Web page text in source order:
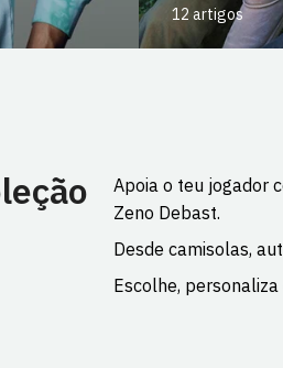
12 artigos
Apoia o teu jogador
Zeno Debast.
Desde camisolas,
Escolhe,